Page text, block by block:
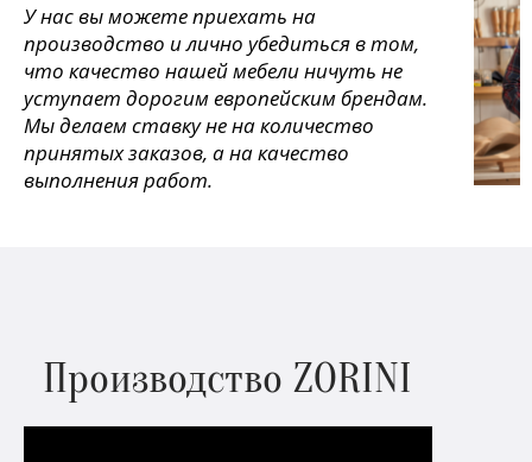
У нас вы можете приехать на
производство и лично убедиться в том,
что качество нашей мебели ничуть не
уступает дорогим европейским брендам.
Мы делаем ставку не на количество
принятых заказов, а на качество
выполнения работ.
Производство ZORINI